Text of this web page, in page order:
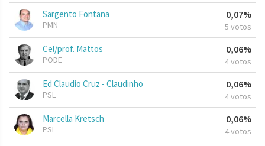
Sargento Fontana
PMN
0,07%
5 votos
Cel/prof. Mattos
PODE
0,06%
4 votos
Ed Claudio Cruz - Claudinho
PSL
0,06%
4 votos
Marcella Kretsch
PSL
0,06%
4 votos